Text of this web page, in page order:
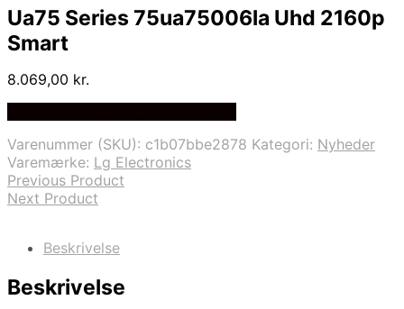
Ua75 Series 75ua75006la Uhd 2160p
Smart
8.069,00 kr.
Varenummer (SKU): c1b07bbe2878 Kategori: Nyheder
Varemærke: Lg Electronics
Previous Product
Next Product
Beskrivelse
Beskrivelse